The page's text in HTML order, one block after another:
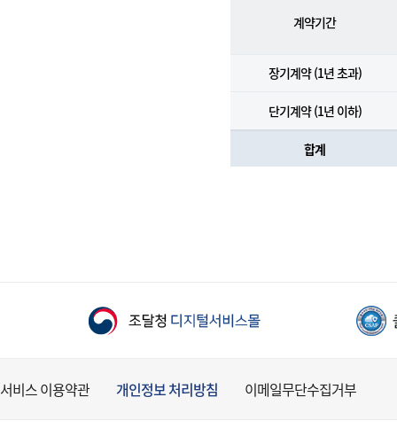
계약기간
장기계약 (1년 초과)
단기계약 (1년 이하)
합계
서비스 이용약관 개인정보 처리방침 이메일무단수집거부